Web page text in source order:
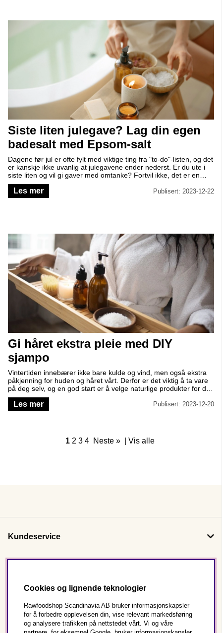
Siste liten julegave? Lag din egen
badesalt med Epsom-salt
Dagene før jul er ofte fylt med viktige ting fra "to-do"-listen, og det
er kanskje ikke uvanlig at julegavene ender nederst. Er du ute i
siste liten og vil gi gaver med omtanke? Fortvil ikke, det er en
enkel og omsorgsfull gaveidé som vil fortrylle dine nærmeste -
hjemmelaget badesalt med Epsom-salt og eteriske oljer!
Les mer Publisert: 2023-12-22
Gi håret ekstra pleie med DIY
sjampo
Vintertiden innebærer ikke bare kulde og vind, men også ekstra
påkjenning for huden og håret vårt. Derfor er det viktig å ta vare
på deg selv, og en god start er å velge naturlige produkter for din
daglige skjønnhetsrutine. I denne artikkelen skal vi fortelle mer
om DIY sjampo med ingredienser som jojobaolje og mild såpe,
perfekt tilpasset vintermånedene - les mer og bli inspirert!
Les mer Publisert: 2023-12-20
1 2 3 4 Neste » Vis alle
Kundeservice
Dette er Rawfoodshop
Cookies og lignende teknologier
Rawfoodshop Scandinavia AB bruker informasjonskapsler
for å forbedre opplevelsen din, vise relevant markedsføring
og analysere trafikken på nettstedet vårt. Vi og våre